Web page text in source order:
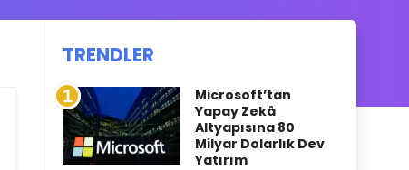
TRENDLER
1
Microsoft’tan
Yapay Zekâ
Altyapısına 80
Milyar Dolarlık Dev
Yatırım